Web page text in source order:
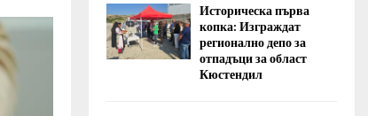
Историческа първа
копка: Изграждат
регионално депо за
отпадъци за област
Кюстендил